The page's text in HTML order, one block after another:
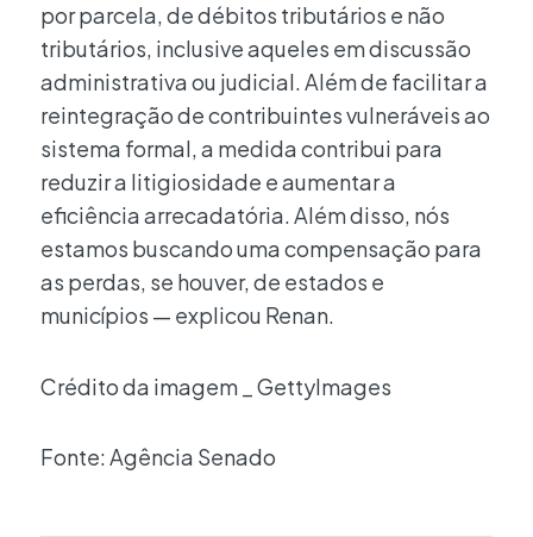
por parcela, de débitos tributários e não
tributários, inclusive aqueles em discussão
administrativa ou judicial. Além de facilitar a
reintegração de contribuintes vulneráveis ao
sistema formal, a medida contribui para
reduzir a litigiosidade e aumentar a
eficiência arrecadatória. Além disso, nós
estamos buscando uma compensação para
as perdas, se houver, de estados e
municípios — explicou Renan.
Crédito da imagem _ GettyImages
Fonte: Agência Senado